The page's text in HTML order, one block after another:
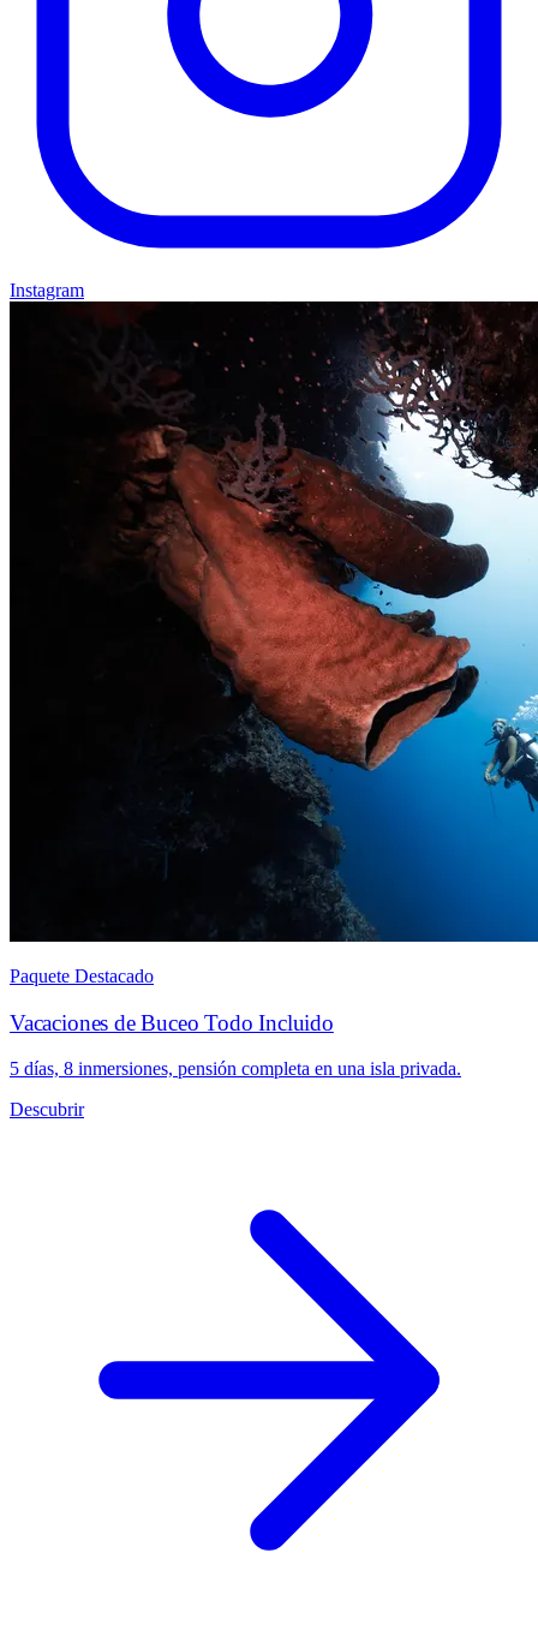
Instagram
Paquete Destacado
Vacaciones de Buceo Todo Incluido
5 días, 8 inmersiones, pensión completa en una isla privada.
Descubrir